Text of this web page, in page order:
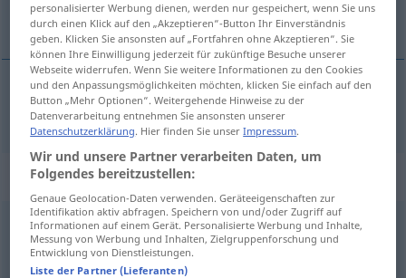
seyrek
seyrek sporadisch
Synonyme für "sporadisch"
mitunter,vereinzelt ,zeitweise,manchmal (Hauptform)
zuweilen,verschiedentlich,
personalisierter Werbung dienen, werden nur gespeichert, wenn Sie uns
durch einen Klick auf den „Akzeptieren“-Button Ihr Einverständnis
geben. Klicken Sie ansonsten auf „Fortfahren ohne Akzeptieren“. Sie
können Ihre Einwilligung jederzeit für zukünftige Besuche unserer
Webseite widerrufen. Wenn Sie weitere Informationen zu den Cookies
und den Anpassungsmöglichkeiten möchten, klicken Sie einfach auf den
Button „Mehr Optionen“. Weitergehende Hinweise zu der
Datenverarbeitung entnehmen Sie ansonsten unserer
Datenschutzerklärung. Hier finden Sie unserImpressum.
Wir und unsere Partner verarbeiten Daten, um
Folgendes bereitzustellen:
Genaue Geolocation-Daten verwenden. Geräteeigenschaften zur
Identifikation aktiv abfragen. Speichern von und/oder Zugriff auf
Informationen auf einem Gerät. Personalisierte Werbung und Inhalte,
Messung von Werbung und Inhalten, Zielgruppenforschung und
Entwicklung von Dienstleistungen.
Liste der Partner (Lieferanten)